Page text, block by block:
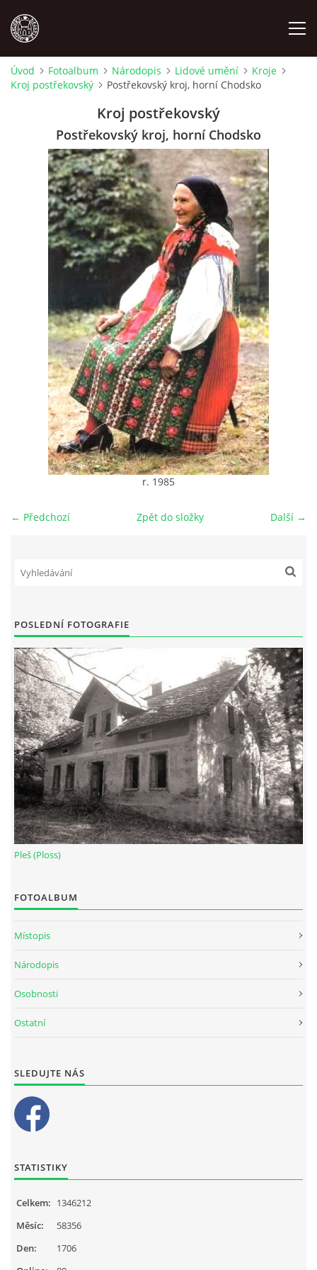
MÍSTOPIS
NÁRODOPIS
OSOBNOSTI
OSTATNÍ
DŮL NA SLÍDU (NA KOLE)
Kontakt:
tel. 773 916 275
info@domdej.cz
--------------------------------------------------------------
města Domažlice.
© 2026 eStránky.cz
Úvod Fotoalbum Národopis Lidové umění
Kroje
Kroj postřekovský
Postřekovský kroj, horní Chodsko
Kroj postřekovský
Postřekovský kroj, horní Chodsko
r. 1985
← Předchozí Další →
Zpět do složky
POSLEDNÍ FOTOGRAFIE
Pleš (Ploss)
FOTOALBUM
Místopis
Národopis
Osobnosti
Ostatní
SLEDUJTE NÁS
STATISTIKY
Celkem: 1346212
Měsíc:
58356
Den:
1706